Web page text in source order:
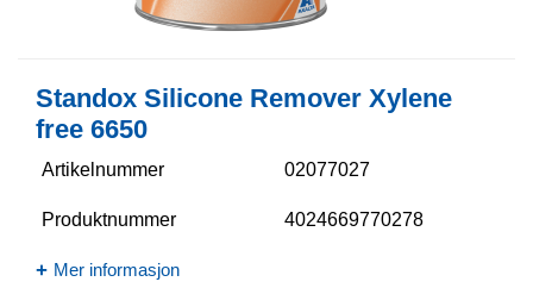
Standox Silicone Remover Xylene
free 6650​
Artikelnummer 02077027
Produktnummer 4024669770278
Mer informasjon